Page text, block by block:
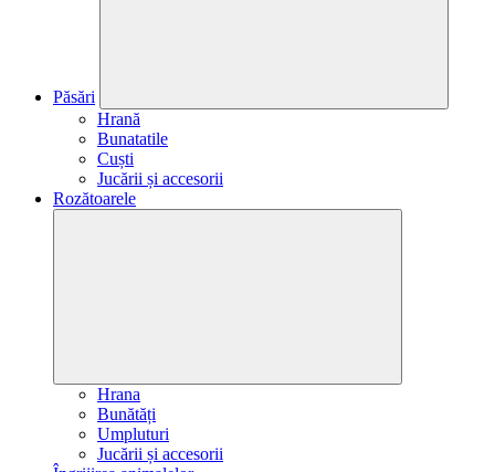
Păsări
Hrană
Bunatatile
Cuști
Jucării și accesorii
Rozătoarele
Hrana
Bunătăți
Umpluturi
Jucării și accesorii